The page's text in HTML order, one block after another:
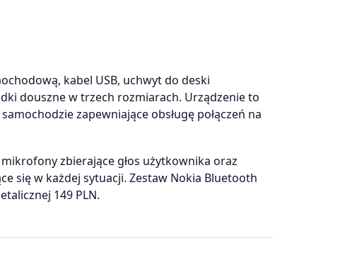
kabel USB, uchwyt do deski
douszne w trzech rozmiarach. Urządzenie to
zapewniające obsługę połączeń na
zbierające głos użytkownika oraz
się w każdej sytuacji. Zestaw Nokia Bluetooth
149 PLN.